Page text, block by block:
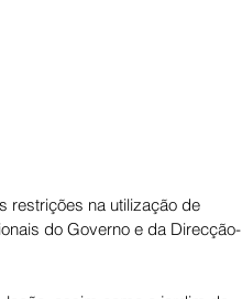
restrições na utilização de
do Governo e da Direcção-